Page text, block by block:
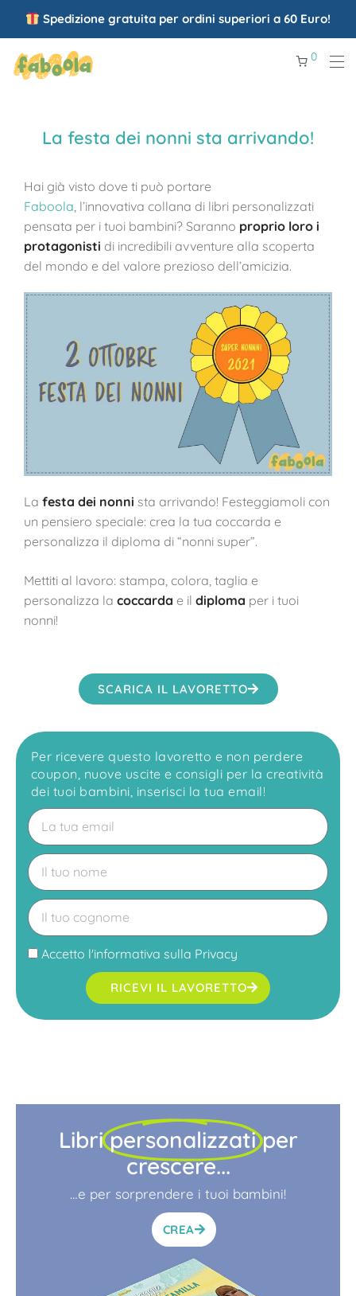
Spedizione gratuita per ordini superiori a 60 Euro!
0
La festa dei nonni sta arrivando!
Hai già visto dove ti può portare
Faboola, l’innovativa collana di libri personalizzati
pensata per i tuoi bambini? Saranno proprio loro i
protagonisti di incredibili avventure alla scoperta
del mondo e del valore prezioso dell’amicizia.
La festa dei nonni sta arrivando! Festeggiamoli con
un pensiero speciale: crea la tua coccarda e
personalizza il diploma di “nonni super”.
Mettiti al lavoro: stampa, colora, taglia e
personalizza la coccarda e il diploma per i tuoi
nonni!
SCARICA IL LAVORETTO
Per ricevere questo lavoretto e non perdere
coupon, nuove uscite e consigli per la creatività
dei tuoi bambini, inserisci la tua email!
Accetto l'informativa sulla Privacy
RICEVI IL LAVORETTO
Libri personalizzati per
crescere...
…e per sorprendere i tuoi bambini!
CREA